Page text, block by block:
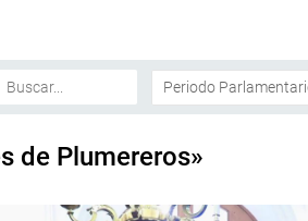
de Plumereros»